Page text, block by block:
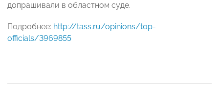
допрашивали в областном суде.
Подробнее: http://tass.ru/opinions/top-
officials/3969855